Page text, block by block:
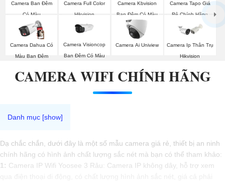
Camera Ban Đêm
Có Màu
Camera Full Color
Hikvision
Camera Kbvision
Ban Đêm Có Màu
Camera Tapo Giá
Rẻ Chính Hãng
Camera Dahua Có
Màu Ban Đêm
Camera Visioncop
Ban Đêm Có Màu
Camera Ai Uniview
Camera Ip Thân Trụ
Hikvision
CAMERA WIFI CHÍNH HÃNG
Dạ chắc chắn, dưới đây là một số mẫu camera giá rẻ, thiết bị an ninh
chính hãng có hình ảnh chất lượng sắc nét mà bạn có thể tham khảo:
1: Camera IP Wifi Yoosee 3 Râu: Camera IP không dây, hỗ trợ xem